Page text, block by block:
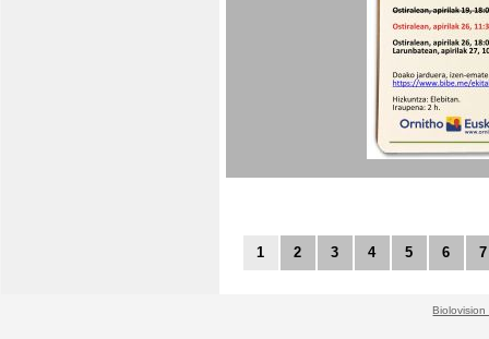
1 2 3 4 5 6 7
Biolovision